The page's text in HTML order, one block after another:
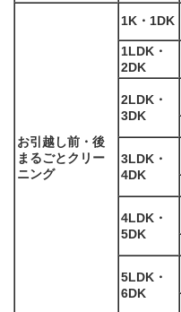
お引越し前・後
まるごとクリー
ニング
1K・1DK
1LDK・
2DK
2LDK・
3DK
3LDK・
4DK
4LDK・
5DK
5LDK・
6DK